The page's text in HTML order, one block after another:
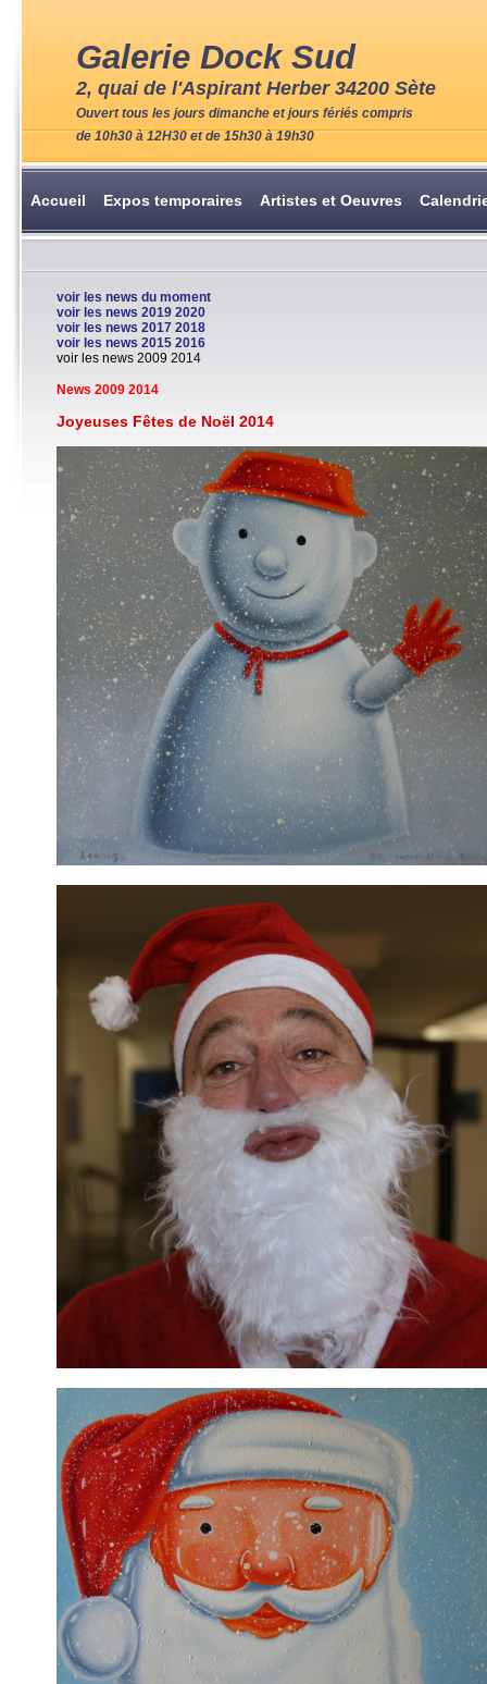
Galerie Dock Sud
2, quai de l'Aspirant Herber 34200 Sète
Ouvert tous les jours dimanche et jours fériés compris
de 10h30 à 12H30 et de 15h30 à 19h30
Accueil Expos temporaires Artistes et Oeuvres
voir les news du moment
voir les news 2019 2020
voir les news 2017 2018
voir les news 2015 2016
voir les news 2009 2014
News 2009 2014
Joyeuses Fêtes de Noël 2014